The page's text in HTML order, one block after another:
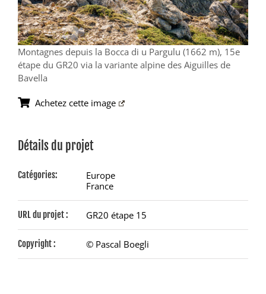
Montagnes depuis la Bocca di u Pargulu (1662 m), 15e
étape du GR20 via la variante alpine des Aiguilles de
Bavella
Achetez cette image
Détails du projet
Catégories:
Europe
France
URL du projet : GR20 étape 15
Copyright : © Pascal Boegli